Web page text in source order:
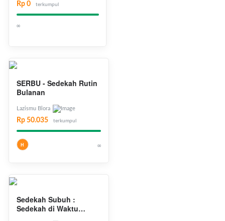
Rp 0 terkumpul
∞
SERBU - Sedekah Rutin
Bulanan
Lazismu Blora
Rp 50.035 terkumpul
H ∞
Sedekah Subuh :
Sedekah di Waktu